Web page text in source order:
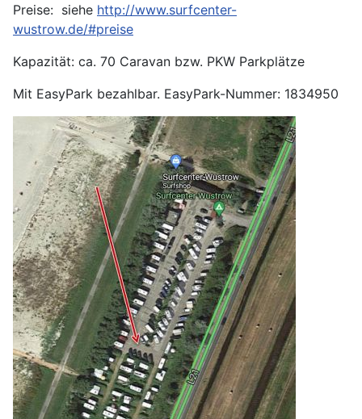
Preise: siehe http://www.surfcenter-
wustrow.de/#preise
Kapazität: ca. 70 Caravan bzw. PKW Parkplätze
Mit EasyPark bezahlbar. EasyPark-Nummer: 1834950